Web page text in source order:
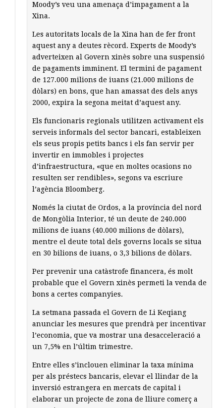
Moody’s veu una amenaça d’impagament a la
Xina.
Les autoritats locals de la Xina han de fer front
aquest any a deutes rècord. Experts de Moody’s
adverteixen al Govern xinès sobre una suspensió
de pagaments imminent. El termini de pagament
de 127.000 milions de iuans (21.000 milions de
dòlars) en bons, que han amassat des dels anys
2000, expira la segona meitat d’aquest any.
Els funcionaris regionals utilitzen activament els
serveis informals del sector bancari, estableixen
els seus propis petits bancs i els fan servir per
invertir en immobles i projectes
d’infraestructura, «que en moltes ocasions no
resulten ser rendibles», segons va escriure
l’agència Bloomberg.
Només la ciutat de Ordos, a la província del nord
de Mongòlia Interior, té un deute de 240.000
milions de iuans (40.000 milions de dòlars),
mentre el deute total dels governs locals se situa
en 30 bilions de iuans, o 3,3 bilions de dòlars.
Per prevenir una catàstrofe financera, és molt
probable que el Govern xinès permeti la venda de
bons a certes companyies.
La setmana passada el Govern de Li Keqiang
anunciar les mesures que prendrà per incentivar
l’economia, que va mostrar una desacceleració a
un 7,5% en l’últim trimestre.
Entre elles s’inclouen eliminar la taxa mínima
per als préstecs bancaris, elevar el llindar de la
inversió estrangera en mercats de capital i
elaborar un projecte de zona de lliure comerç a